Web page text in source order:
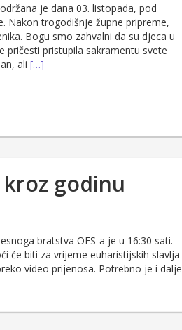
je dana 03. listopada, pod
Nakon trogodišnje župne pripreme,
Bogu smo zahvalni da su djeca u
pričesti pristupila sakramentu svete
ali […]
godinu
bratstva OFS-a je u 16:30 sati.
će biti za vrijeme euharistijskih slavlja
video prijenosa. Potrebno je i dalje